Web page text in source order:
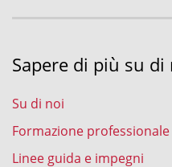
Sapere di più su di
Su di noi
Formazione
Linee guida e impegni